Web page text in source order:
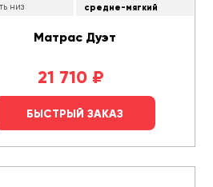
низ средне-мягкий
Матрас Дуэт
21 710 ₽
БЫСТРЫЙ ЗАКАЗ